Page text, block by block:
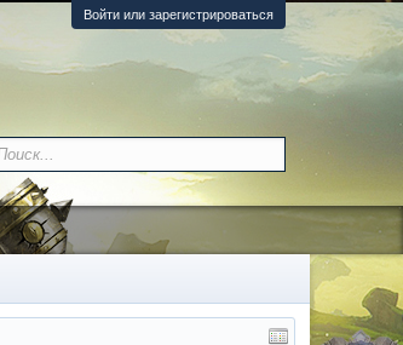
Войти или зарегистрироваться